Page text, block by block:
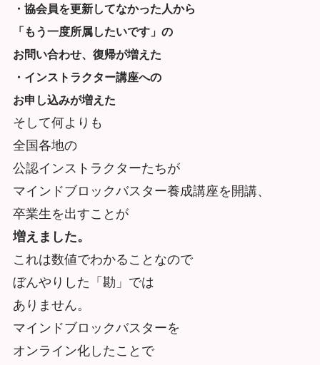
・協会員を更新してなかった人から
「もう一度所属したいです」の
お問い合わせ、復帰が増えた
・インストラクター講座への
お申し込みが増えた
そして何よりも
全国各地の
公認インストラクターたちが
マインドブロックバスター養成講座を開講、
卒業生を出すことが
増えました。
これは数値でわかることなので
ぼんやりした「勘」では
ありません。
マインドブロックバスターを
オンライン化したことで